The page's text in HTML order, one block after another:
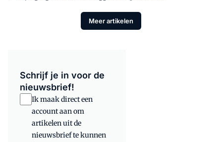
Meer artikelen
Schrijf je in voor de
nieuwsbrief!
Ik maak direct een
account aan om
artikelen uit de
nieuwsbrief te kunnen